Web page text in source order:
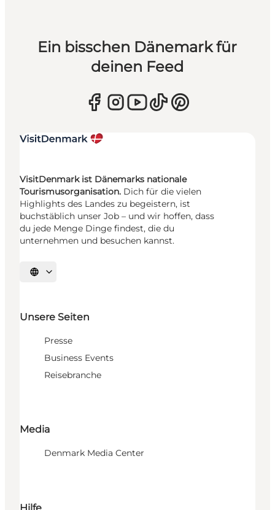
Ein bisschen Dänemark für
deinen Feed
VisitDenmark ist Dänemarks nationale
Tourismusorganisation. Dich für die vielen
Highlights des Landes zu begeistern, ist
buchstäblich unser Job – und wir hoffen, dass
du jede Menge Dinge findest, die du
unternehmen und besuchen kannst.
Sprache auswählen
Unsere Seiten
Presse
Business Events
Reisebranche
Media
Denmark Media Center
Hilfe